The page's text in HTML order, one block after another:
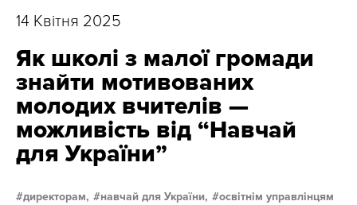
14 Квітня 2025
Як школі з малої громади
знайти мотивованих
молодих вчителів —
можливість від “Навчай
для України”
директорам, навчай для України, освітнім управлінцям